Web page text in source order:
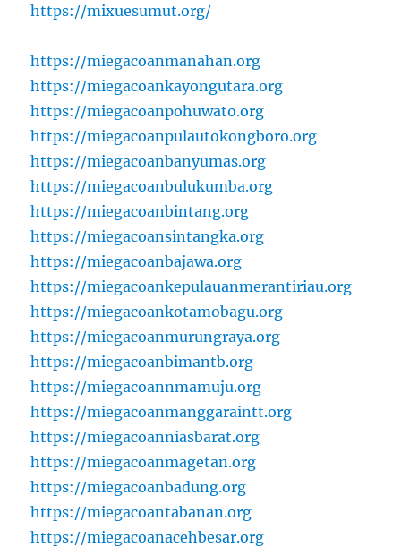
https://mixuesumut.org/
https://miegacoanmanahan.org
https://miegacoankayongutara.org
https://miegacoanpohuwato.org
https://miegacoanpulautokongboro.org
https://miegacoanbanyumas.org
https://miegacoanbulukumba.org
https://miegacoanbintang.org
https://miegacoansintangka.org
https://miegacoanbajawa.org
https://miegacoankepulauanmerantiriau.org
https://miegacoankotamobagu.org
https://miegacoanmurungraya.org
https://miegacoanbimantb.org
https://miegacoannmamuju.org
https://miegacoanmanggaraintt.org
https://miegacoanniasbarat.org
https://miegacoanmagetan.org
https://miegacoanbadung.org
https://miegacoantabanan.org
https://miegacoanacehbesar.org